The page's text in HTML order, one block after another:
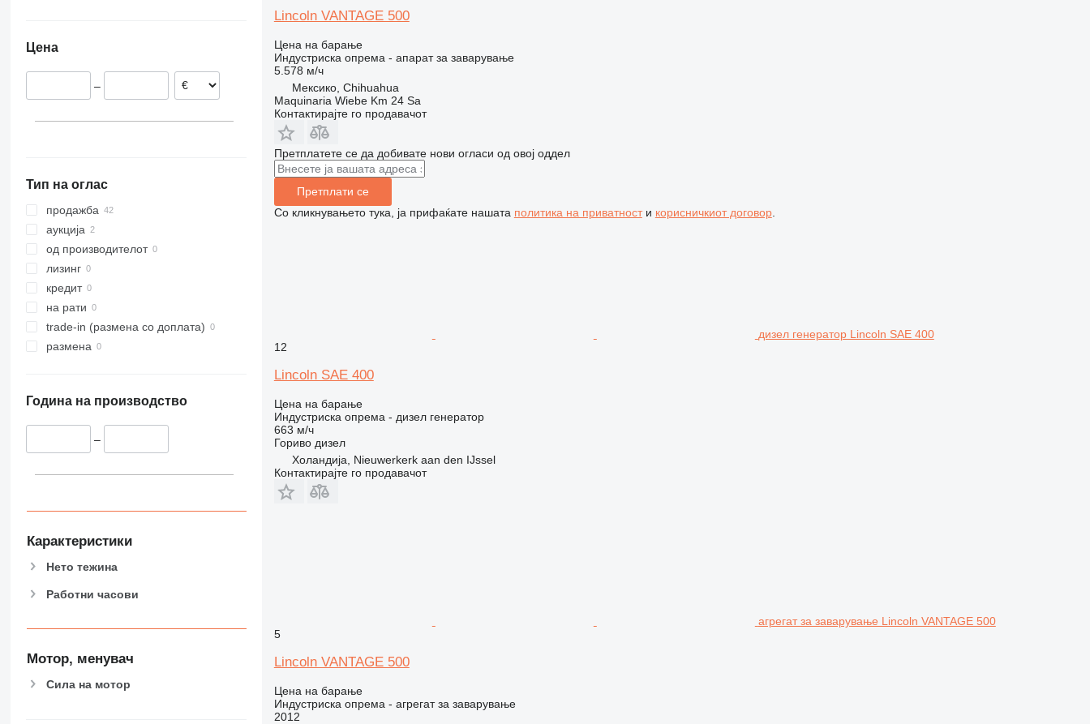
Полска
Норвешка
Цена
–
Тип на оглас
продажба
аукција
од производителот
лизинг
кредит
на рати
trade-in (размена со доплата)
размена
Година на производство
–
Карактеристики
Нето тежина
Работни часови
Мотор, менувач
Сила на мотор
Lincoln VANTAGE 500
Цена на барање
Индустриска опрема - апарат за заварување
5.578 м/ч
Мексико, Chihuahua
Maquinaria Wiebe Km 24 Sa
Контактирајте го продавачот
Претплатете се да добивате нови огласи од овој оддел
Претплати се
Со кликнувањето тука, ја прифаќате нашата политика на приватности корисничкиот договор.
дизел генератор Lincoln SAE 400
12
Lincoln SAE 400
Цена на барање
Индустриска опрема - дизел генератор
663 м/ч
Гориво дизел
Холандија, Nieuwerkerk aan den IJssel
Контактирајте го продавачот
агрегат за заварување Lincoln VANTAGE 500
5
Lincoln VANTAGE 500
Цена на барање
Индустриска опрема - агрегат за заварување
2012